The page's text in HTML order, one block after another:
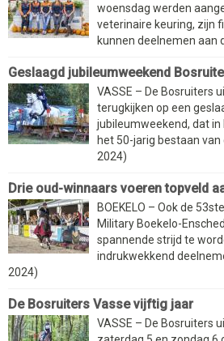
woensdag werden
veterinaire keuring, zijn
kunnen deelnemen aan
Geslaagd jubileumweekend
VASSE – De Bosruiters
terugkijken op een
jubileumweekend, dat
het 50-jarig bestaan
2024)
Drie oud-winnaars voeren topveld
BOEKELO – Ook de
Military Boekelo-
spannende strijd te
indrukwekkend
2024)
De Bosruiters Vasse vijftig jaar
VASSE – De Bosruiters